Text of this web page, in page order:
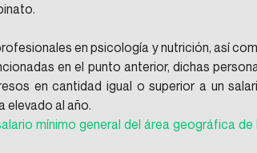
en psicología y nutrición, así
en el punto anterior, dichas
en cantidad igual o superior a un
elevado al año.
mínimo general del área geográfica de